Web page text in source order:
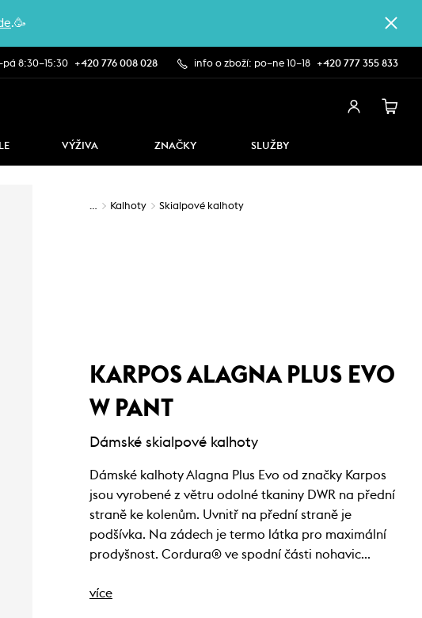
.🥳
8:30–15:30 +420 776 008 028 info o zboží: po–ne 10–18 +420 777 355 833
VÝŽIVA ZNAČKY SLUŽBY
… Kalhoty Skialpové kalhoty
KARPOS ALAGNA PLUS EVO
W PANT
Dámské skialpové kalhoty
Dámské kalhoty Alagna Plus Evo od značky Karpos
jsou vyrobené z větru odolné tkaniny DWR na přední
straně ke kolenům. Uvnitř na přední straně je
podšívka. Na zádech je termo látka pro maximální
prodyšnost. Cordura® ve spodní části nohavic…
více